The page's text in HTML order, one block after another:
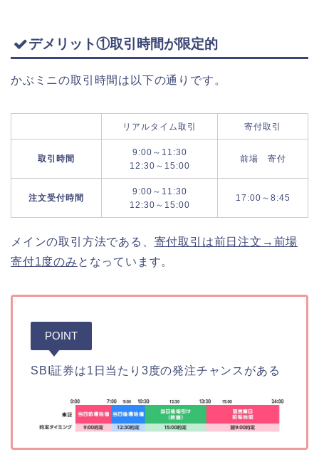
デメリット①取引時間が限定的
かぶミニの取引時間は以下の通りです。
リアルタイム取引 寄付取引
取引時間
9:00～11:30
12:30～15:00
前場 寄付
注文受付時間
9:00～11:30
12:30～15:00
17:00～8:45
メインの取引方法である、 寄付取引は前日注文→前場
寄付1度のみ となっています。
POINT
SBI証券は1日当たり3度の発注チャンスがある